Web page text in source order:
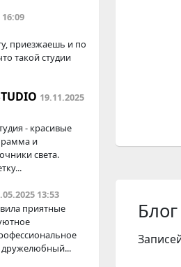
16:09
приезжаешь и по
такой студии
19.11.2025
- красивые
и
света.
13:53
приятные
дружелюбный...